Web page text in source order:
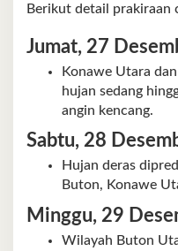
Berikut detail prakiraan
Jumat, 27
Konawe Utara
hujan sedang
angin kencang.
Sabtu, 28
Hujan deras
Buton, Konawe
Minggu, 29
Wilayah Buton